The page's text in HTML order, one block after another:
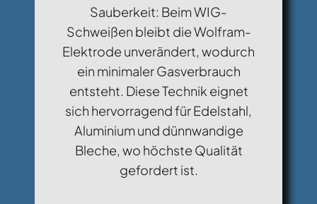
Sauberkeit: Beim WIG-
Schweißen bleibt die Wolfram-
Elektrode unverändert, wodurch
ein minimaler Gasverbrauch
entsteht. Diese Technik eignet
sich hervorragend für Edelstahl,
Aluminium und dünnwandige
Bleche, wo höchste Qualität
gefordert ist.